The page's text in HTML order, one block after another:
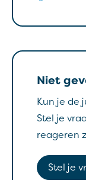
Niet
Kun je de
Stel je
reageren
Stel je